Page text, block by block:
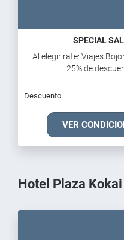
SPECIAL
Al elegir rate: Viajes
25% de
Descuento
VER
Hotel Plaza